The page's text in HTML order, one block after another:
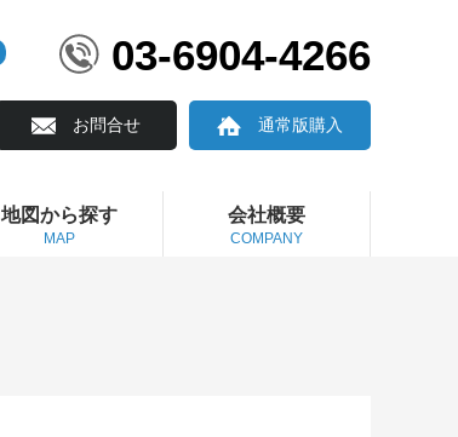
03-6904-4266
お問合せ 通常版購入
地図から探す
MAP
会社概要
COMPANY